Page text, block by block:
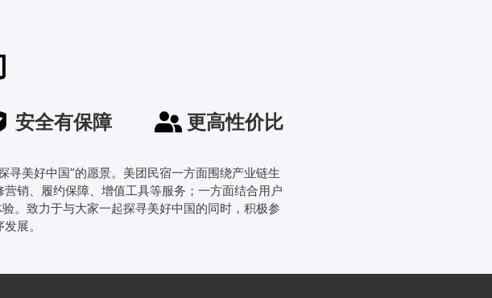
安全有保障 更高性价比
美好中国”的愿景。美团民宿一方面围绕产业链生
销、履约保障、增值工具等服务；一方面结合用户
。致力于与大家一起探寻美好中国的同时，积极参
展。